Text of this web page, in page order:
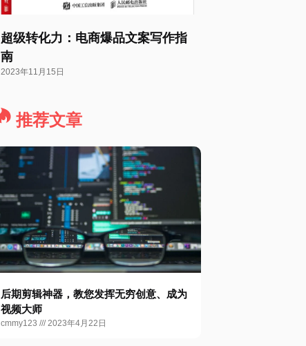
超级转化力：电商爆品文案写作指
南
2023年11月15日
推荐文章
后期剪辑神器，教您发挥无穷创意、成为
视频大师
cmmy123 2023年4月22日